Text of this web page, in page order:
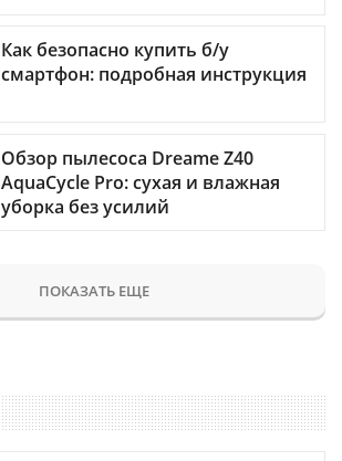
Как безопасно купить б/у
смартфон: подробная инструкция
Обзор пылесоса Dreame Z40
AquaCycle Pro: сухая и влажная
уборка без усилий
ПОКАЗАТЬ ЕЩЕ